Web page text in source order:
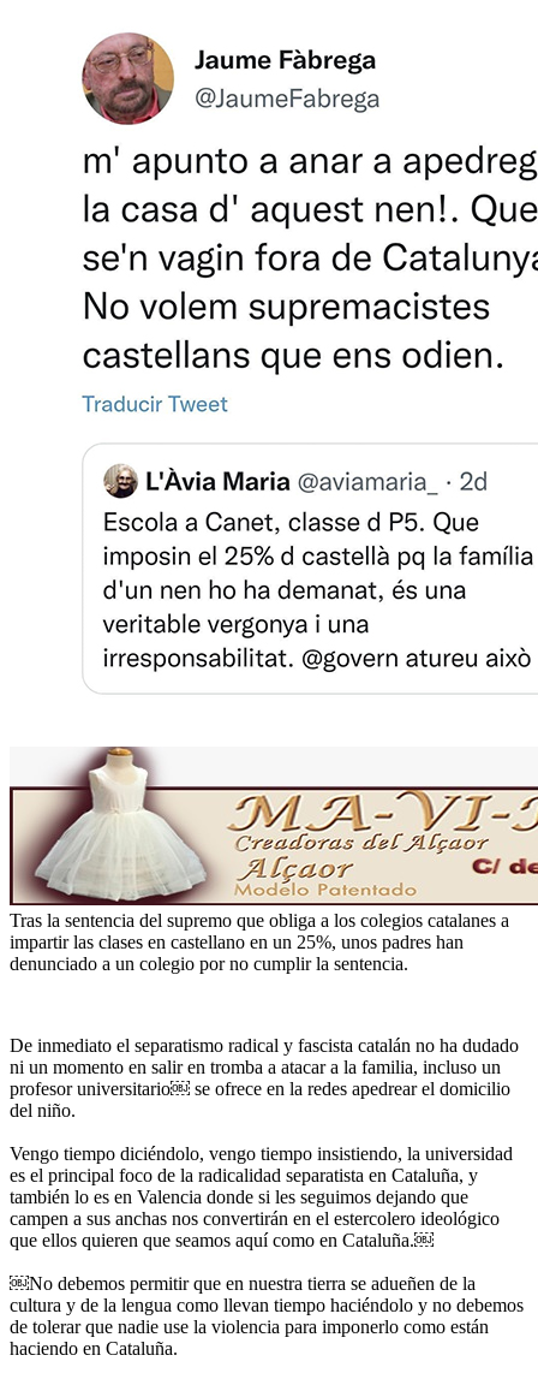
Tras la sentencia del supremo que obliga a los colegios catalanes a
impartir las clases en castellano en un 25%, unos padres han
denunciado a un colegio por no cumplir la sentencia.
De inmediato el separatismo radical y fascista catalán no ha dudado
ni un momento en salir en tromba a atacar a la familia, incluso un
profesor universitario￼ se ofrece en la redes apedrear el domicilio
del niño.
Vengo tiempo diciéndolo, vengo tiempo insistiendo, la universidad
es el principal foco de la radicalidad separatista en Cataluña, y
también lo es en Valencia donde si les seguimos dejando que
campen a sus anchas nos convertirán en el estercolero ideológico
que ellos quieren que seamos aquí como en Cataluña.￼
￼No debemos permitir que en nuestra tierra se adueñen de la
cultura y de la lengua como llevan tiempo haciéndolo y no debemos
de tolerar que nadie use la violencia para imponerlo como están
haciendo en Cataluña.